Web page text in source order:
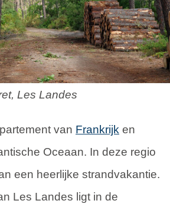
Les Landes
van Frankrijk en
Oceaan. In deze regio
een heerlijke strandvakantie.
Les Landes ligt in de